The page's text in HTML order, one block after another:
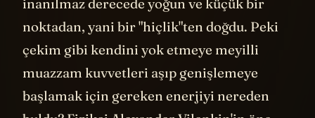
inanılmaz derecede yoğun ve küçük bir
noktadan, yani bir "hiçlik"ten doğdu. Peki
çekim gibi kendini yok etmeye meyilli
muazzam kuvvetleri aşıp genişlemeye
başlamak için gereken enerjiyi nereden